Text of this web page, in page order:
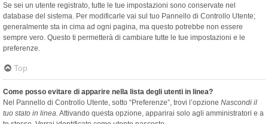
Se sei un utente registrato, tutte le tue impostazioni sono conservate nel
database del sistema. Per modificarle vai sul tuo Pannello di Controllo Utente;
generalmente sta in cima ad ogni pagina, ma questo potrebbe non essere
sempre vero. Questo ti permetterà di cambiare tutte le tue impostazioni e le
preferenze.
Top
Come posso evitare di apparire nella lista degli utenti in linea?
Nel Pannello di Controllo Utente, sotto “Preferenze”, trovi l’opzione Nascondi il
tuo stato in linea. Attivando questa opzione, apparirai solo agli amministratori e a